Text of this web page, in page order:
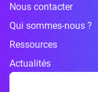
Nous contacter
Qui sommes-nous ?
Ressources
Actualités